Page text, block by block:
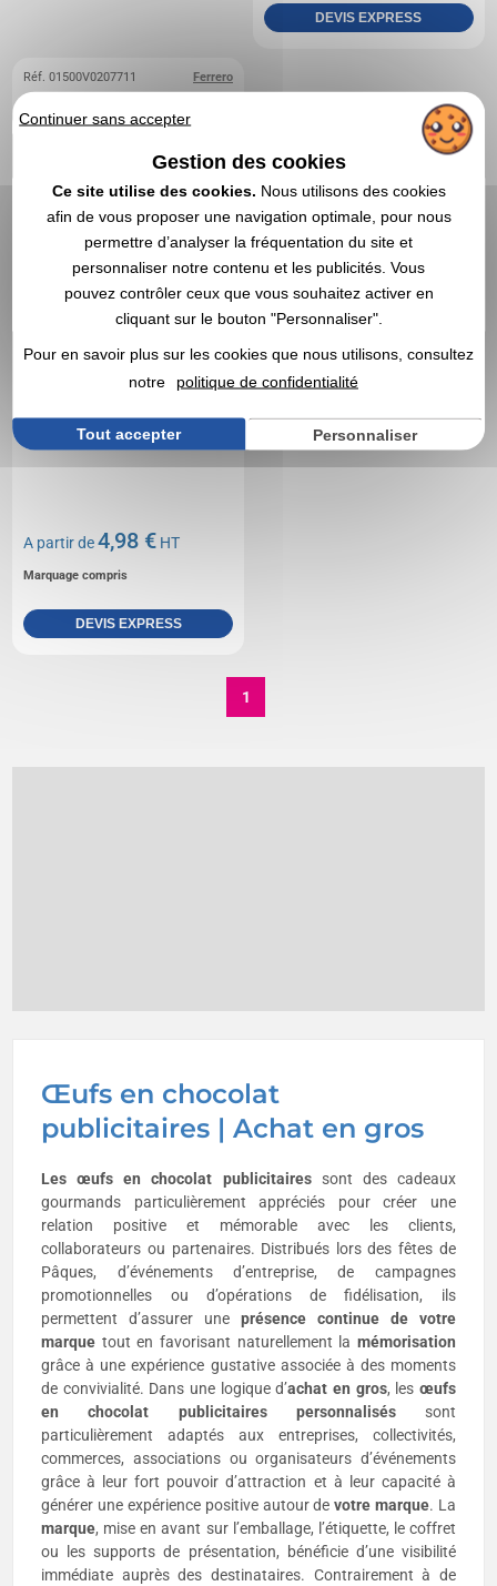
Œufs en chocolat
publicitaires | Achat en gros
Les œufs en chocolat publicitairessont des cadeaux
gourmands particulièrement appréciés pour créer une
relation positive et mémorable avec les clients,
collaborateurs ou partenaires. Distribués lors des fêtes de
Pâques, d’événements d’entreprise, de campagnes
promotionnelles ou d’opérations de fidélisation, ils
permettent d’assurer une présence continue de votre
marque tout en favorisant naturellement la mémorisation
grâce à une expérience gustative associée à des moments
de convivialité. Dans une logique d’achat en gros, les œufs
en chocolat publicitaires personnaliséssont
particulièrement adaptés aux entreprises, collectivités,
commerces, associations ou organisateurs d’événements
grâce à leur fort pouvoir d’attraction et à leur capacité à
générer une expérience positive autour devotre marque. La
marque, mise en avant sur l’emballage, l’étiquette, le coffret
ou les supports de présentation, bénéficie d’une visibilité
immédiate auprès des destinataires. Contrairement à de
DEVIS EXPRESS
Ferrero
Réf. 01500V0207711
Rocher
A partir de4,98 € HT
Marquage compris
DEVIS EXPRESS
1
Continuer sans accepter
Gestion des cookies
Ce site utilise des cookies. Nous utilisons des cookies
afin de vous proposer une navigation optimale, pour nous
permettre d’analyser la fréquentation du site et
personnaliser notre contenu et les publicités. Vous
pouvez contrôler ceux que vous souhaitez activer en
cliquant sur le bouton "Personnaliser".
Pour en savoir plus sur les cookies que nous utilisons, consultez
notre
politique de confidentialité
Tout accepter Personnaliser